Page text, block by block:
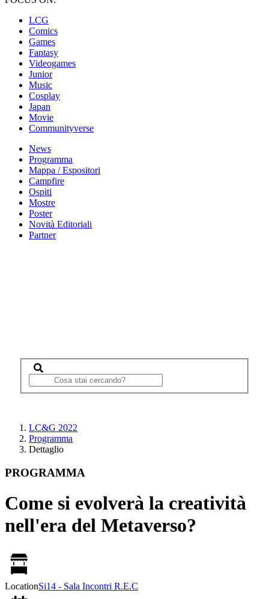
LCG
Comics
Games
Fantasy
Videogames
Junior
Music
Cosplay
Japan
Movie
Communityverse
News
Programma
Mappa / Espositori
Campfire
Ospiti
Mostre
Poster
Novità Editoriali
Partner
LC&G 2022
Programma
Dettaglio
PROGRAMMA
Come si evolverà la creatività
nell'era del Metaverso?
LocationSi14 - Sala Incontri R.E.C